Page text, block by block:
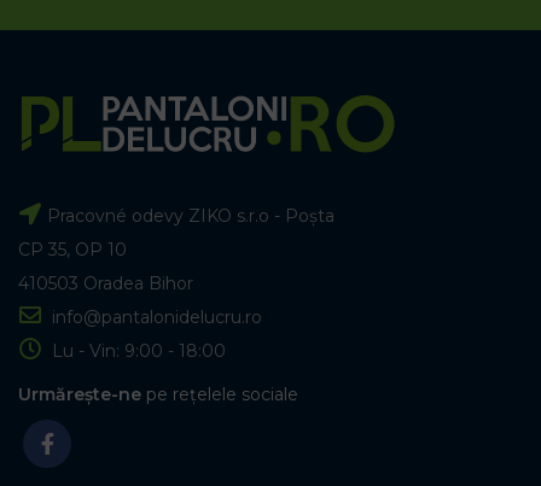
Pracovné odevy ZIKO s.r.o - Poșta
CP 35, OP 10
410503 Oradea Bihor
info@pantalonidelucru.ro
Lu - Vin: 9:00 - 18:00
Urmărește-ne pe rețelele sociale